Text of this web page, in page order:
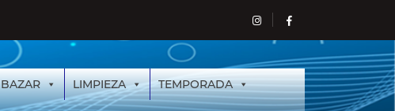
BAZAR LIMPIEZA TEMPORADA